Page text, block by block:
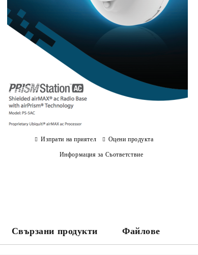
Изпрати на приятел Оцени продукта
Информация за Съответствие
Свързани продукти Файлове